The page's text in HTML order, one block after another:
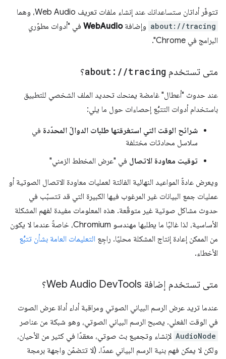
تتوفّر أداتان ستساعدانك عند إنشاء ملفات تعريف Web Audio، وهما
about://tracing وإضافةWebAudio في "أدوات مطوّري
البرامج في Chrome".
متى تستخدم about: //tracing ؟
عند حدوث "أعطال" غامضة يمنحك تحديد الملف الشخصي للتطبيق
باستخدام أدوات التتبُّع إحصاءات حول ما يلي:
شرائح الوقت التي استغرقتها طلبات الدوالّ المحدّدة في
سلاسل محادثات مختلفة
توقيت معاودة الاتصال في "عرض المخطط الزمني"
ويعرض عادةً المواعيد النهائية الفائتة لعمليات معاودة الاتصال الصوتية أو
عمليات جمع البيانات غير المرغوب فيها الكبيرة التي قد تتسبّب في
حدوث مشاكل صوتية غير متوقّعة. هذه المعلومات مفيدة لفهم المشكلة
الأساسية، لذا غالبًا ما يطلبها مهندسو Chromium، خاصةً عندما لا يكون
من الممكن إعادة إنتاج المشكلة محليًا. راجِع التعليمات العامة بشأن تتبُّع
الأخطاء.
متى تستخدم إضافة Web Audio Dev Tools؟
عندما تريد عرض الرسم البياني الصوتي ومراقبة أداء أداة عرض الصوت
في الوقت الفعلي. يصبح الرسم البياني الصوتي، وهو شبكة من عناصر
AudioNode لإنشاء وتجميع بث صوتي، معقدًا في كثير من الأحيان،
ولكن لا يمكن فهم بنية الرسم البياني عمدًا. (لا تتضمّن واجهة برمجة